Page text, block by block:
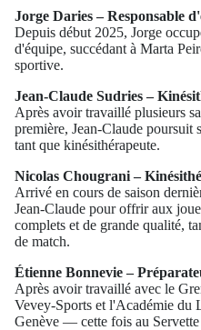
Jorge Daries – Responsable
Depuis début 2025, Jorge
d'équipe, succédant à Marta
sportive.
Jean-Claude Sudries –
Après avoir travaillé plusieurs
première, Jean-Claude poursuit
tant que kinésithérapeute.
Nicolas Chougrani –
Arrivé en cours de saison
Jean-Claude pour offrir aux
complets et de grande qualité,
de match.
Étienne Bonnevie –
Après avoir travaillé avec le
Vevey-Sports et l'Académie du
Genève — cette fois au